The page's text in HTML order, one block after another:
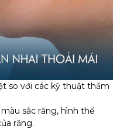
so với các kỹ thuật thẩm
sắc răng, hình thể
răng.